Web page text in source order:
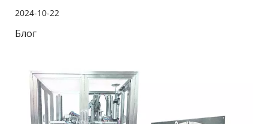
лепшых сусветных вытворцаў, якія лідзіруюць у
абсталяваннем і комплекснай падтрымкай.
аэразолем для вашых касметычных,
фармацэўтычных або прамысловых патрэб.
2024-10-22
Блог